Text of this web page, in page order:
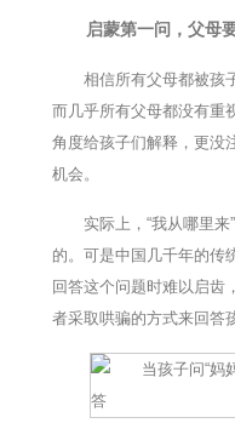
启蒙第一问，父母
相信所有父母都被孩
而几乎所有父母都没有重
角度给孩子们解释，更没
机会。
实际上，“我从哪里
的。可是中国几千年的传
回答这个问题时难以启齿
者采取哄骗的方式来回答